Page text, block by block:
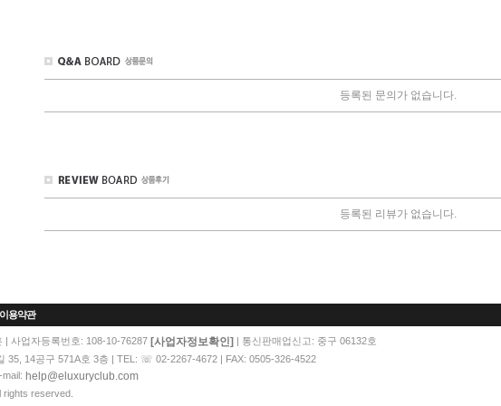
등록된 문의가 없습니다.
등록된 리뷰가 없습니다.
이용약관
| 사업자등록번호: 108-10-76287 [사업자정보확인]
| 통신판매업신고: 중구 06132호
35, 14공구 571A호 3층 | TEL: ☏ 02-2267-4672 | FAX: 0505-326-4522
help@eluxuryclub.com
rights reserved.